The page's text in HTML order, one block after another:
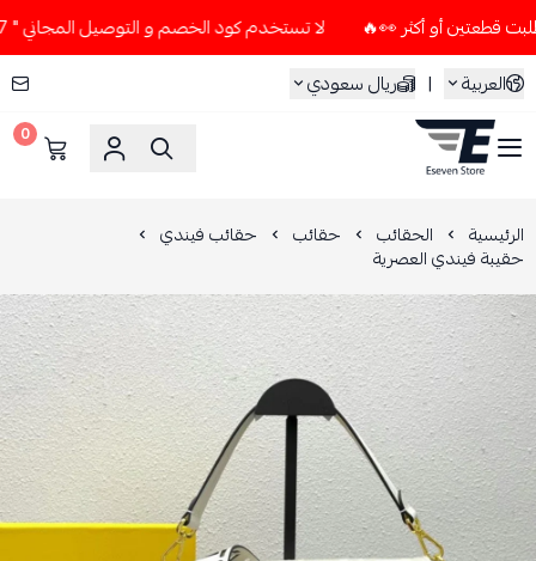
لا تستخدم كود الخصم و التوصيل المجاني " N7 " إلا إذا طلبت قطعتين أو أكثر 👀🔥
العربية
| ريال سعودي
ESEVEN STORE
0
الرئيسية الحقائب حقائب حقائب فيندي
حقيبة فيندي العصرية